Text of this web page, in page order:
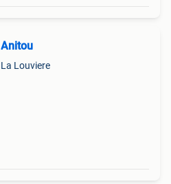
Anitou
La Louviere